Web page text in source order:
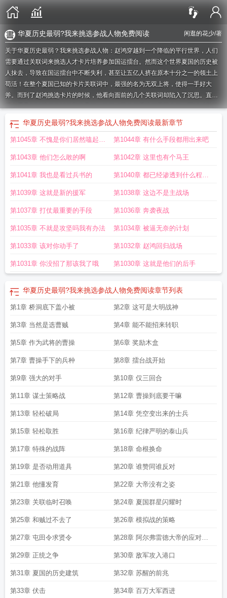
闲逛的花少/著
华夏历史最弱?我来挑选参战人物免费阅读
关于华夏历史最弱？我来挑选参战人物：赵鸿穿越到一个降临的平行世界，人们
需要通过关联词来挑选人才卡片培养参加国运擂台。然而这个世界夏国的历史被
人抹去，导致在国运擂台中不断失利，甚至让五亿人挤在原本十分之一的领土上
苟活！在整个夏国已知的卡片关联词中，最强的名为无双上将，使得一手好大
斧。而到了赵鸿挑选卡片的时候，他看向面前的几个关联词却陷入了沉思。直播
观众看见赵鸿选项的时候都惊呆了，纷纷劝阻他赶紧选择无双上将。不过对于第
一次出现的大明战神这个称谓更是难以置信，毕竟是被冠以战神这个称号，绝对
是他们夏国崛起的希望！可赵鸿完全不受观众的影响，在一片骂声当中，毅然决
然地伸手拿下了写着曹贼二字的人才卡片！华夏最强大的时期华夏历史最弱我来
选参战人物短剧 华夏历史最弱我来挑选参战人物 华夏哪个朝代
华夏最强武将排
名华夏历史最弱?我来挑选参战人物 漫剧华夏史上武将排名华夏最强的神
战人物免费阅读华夏历史最弱?我来挑选参战人物 华夏历史最弱?我来挑选参战
人物擂台战方式 华夏历史最弱我来挑选参战人物精校华夏最强的王朝是哪一
阁华夏历史最强武将华夏最强盛的时期华夏历史最弱?我来挑选参战人物 全部
华夏历史最弱?我来挑选参战人物免费阅读最新章节
第1045章 不愧是你们居然嗑起来
了
第1044章 有什么手段都用出来吧
第1043章 他们怎么敢的啊 第1042章 这里也有个马王
第1041章 我也是看过兵书的 第1040章 都已经渗透到什么程度
了
第1039章 这就是新的援军 第1038章 这边不是主战场
第1037章 打仗最重要的手段 第1036章 奔袭夜战
第1035章 不就是攻坚吗我有办法 第1034章 被逼无奈的计划
第1033章 该对你动手了 第1032章 赵鸿回归战场
第1031章 你没招了那该我了哦 第1030章 这就是他们的后手
华夏历史最弱?我来挑选参战人物免费阅读章节列表
第1章 桥洞底下盖小被 第2章 这可是大明战神
第3章 当然是选曹贼 第4章 能不能招来转职
第5章 作为武将的曹操 第6章 奖励木盒
第7章 曹操手下的兵种 第8章 擂台战开始
第9章 强大的对手 第10章 仅三回合
第11章 谋士策略战 第12章 曹操到底要干嘛
第13章 轻松破局 第14章 凭空变出来的士兵
第15章 轻松取胜 第16章 纪律严明的泰山兵
第17章 特殊的战阵 第18章 命根换命
第19章 是否动用道具 第20章 谁赞同谁反对
第21章 他懂发育 第22章 大帝没有之姿
第23章 关联临时召唤 第24章 夏国群星闪耀时
第25章 和贼过不去了 第26章 模拟战的策略
第27章 屯田令求贤令 第28章 阿尔弗雷德大帝的应对方
法
第29章 正统之争 第30章 敌军攻入港口
第31章 夏国的历史建筑 第32章 苏醒的前兆
第33章 伏击 第34章 百万大军西进